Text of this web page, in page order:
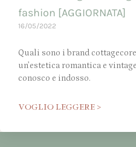
fashion [AGGIORNATA]
16/05/2022
Quali sono i brand
un’estetica romantica e
conosco e indosso.
VOGLIO LEGGERE >